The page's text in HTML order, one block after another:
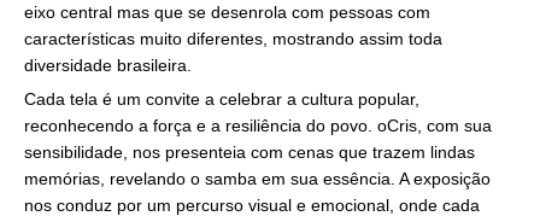
eixo central mas que se desenrola com pessoas com
características muito diferentes, mostrando assim toda
diversidade brasileira.
Cada tela é um convite a celebrar a cultura popular,
reconhecendo a força e a resiliência do povo. oCris, com sua
sensibilidade, nos presenteia com cenas que trazem lindas
memórias, revelando o samba em sua essência. A exposição
nos conduz por um percurso visual e emocional, onde cada